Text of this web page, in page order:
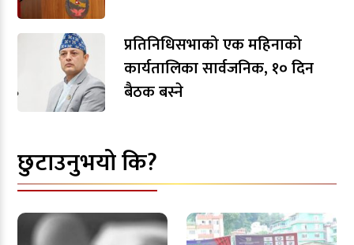
प्रतिनिधिसभाको एक महिनाको
कार्यतालिका सार्वजनिक, १० दिन
बैठक बस्ने
छुटाउनुभयो कि?